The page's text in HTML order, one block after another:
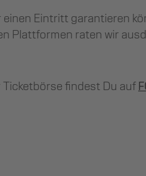
einen Eintritt garantieren
Plattformen raten wir
findest Du auf